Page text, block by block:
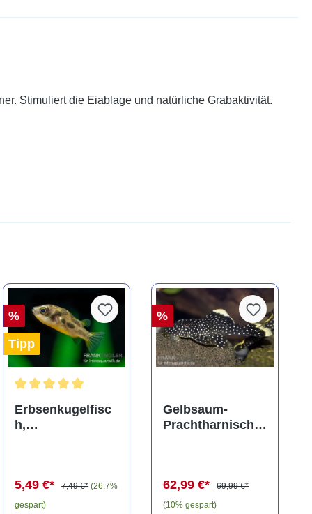
Stimuliert die Eiablage und natürliche Grabaktivität.
%
Tipp
Erbsenkugelfisc
h,
5,49 €*
7,49 €* (26.7%
gespart)
%
Gelbsaum-
Prachtharnischw
62,99 €*
69,99 €*
(10% gespart)